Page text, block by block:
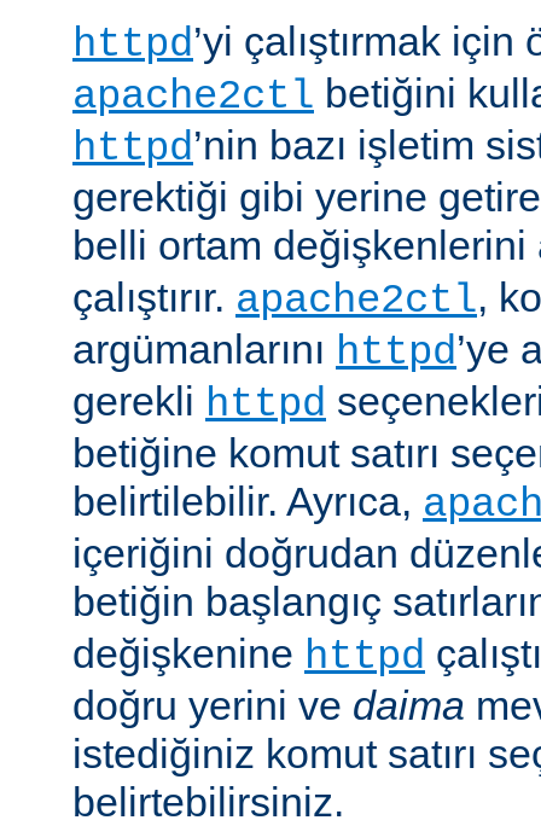
httpd’yi çalıştırmak
apache2ctl betiğini
httpd’nin bazı işletim
gerektiği gibi yerine
belli ortam
çalıştırır. apache2ctl,
argümanlarını httpd’ye
gerekli httpd
betiğine komut satırı
belirtilebilir. Ayrıca,
içeriğini doğrudan
betiğin başlangıç
değişkenine httpd
doğru yerini ve daima
istediğiniz komut satırı
belirtebilirsiniz.